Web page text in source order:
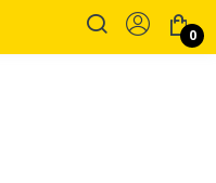
Account
0